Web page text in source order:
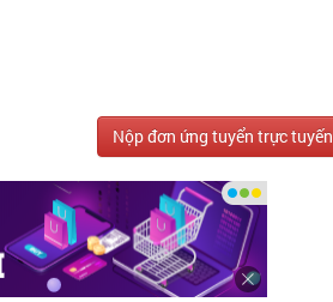
Nộp đơn ứng tuyển trực tuyến